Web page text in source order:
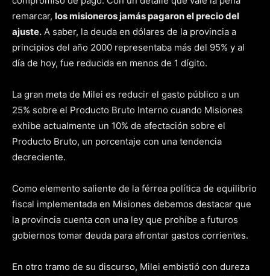
remarcar, los misioneros jamás pagaron el precio del
ajuste. A saber, la deuda en dólares de la provincia a
principios del año 2000 representaba más del 95% y al
día de hoy, fue reducida en menos de 1 dígito.
La gran meta de Milei es reducir el gasto público a un
25% sobre el Producto Bruto Interno cuando Misiones
exhibe actualmente un 10% de afectación sobre el
Producto Bruto, un porcentaje con una tendencia
decreciente.
Como elemento saliente de la férrea política de equilibrio
fiscal implementada en Misiones debemos destacar que
la provincia cuenta con una ley que prohíbe a futuros
gobiernos tomar deuda para afrontar gastos corrientes.
En otro tramo de su discurso, Milei embistió con dureza